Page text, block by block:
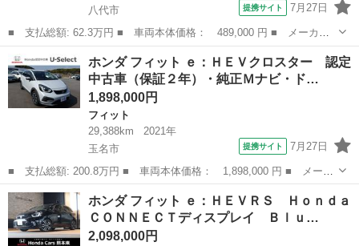
八代市
提携サイト 7月27日
■ 支払総額: 62.3万円 ■ 車両本体価格： 489,000 円 ■ メーカー
名： ホンダ ■ 車種名： フィットハイブリッド ■ グレード
名： Ｆパッケージ 純正ナビ フルセグ ＥＴＣ 社外ＡＷ セキ
ュリティ ＬＥＤ...
熊本 フィット
ホンダ フィット ｅ：ＨＥＶクロスター 認定
中古車（保証２年）・純正Ｍナビ・ド…
1,898,000円
フィット
29,388km
2021年
玉名市
提携サイト 7月27日
■ 支払総額: 200.8万円 ■ 車両本体価格： 1,898,000 円 ■ メーカ
ー名： ホンダ ■ 車種名： フィット ■ グレード名： ｅ：ＨＥ
Ｖクロスター 認定中古車（保証２年）・純正Ｍナビ・ドラレコ・Ｂ
カメラ・...
熊本 玉名市 フィット
ホンダ フィット ｅ：ＨＥＶＲＳ Ｈｏｎｄａ
ＣＯＮＮＥＣＴディスプレイ Ｂｌｕ…
2,098,000円